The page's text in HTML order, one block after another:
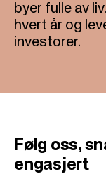
byer fulle av
hvert år og
investorer.
Følg oss,
engasjert